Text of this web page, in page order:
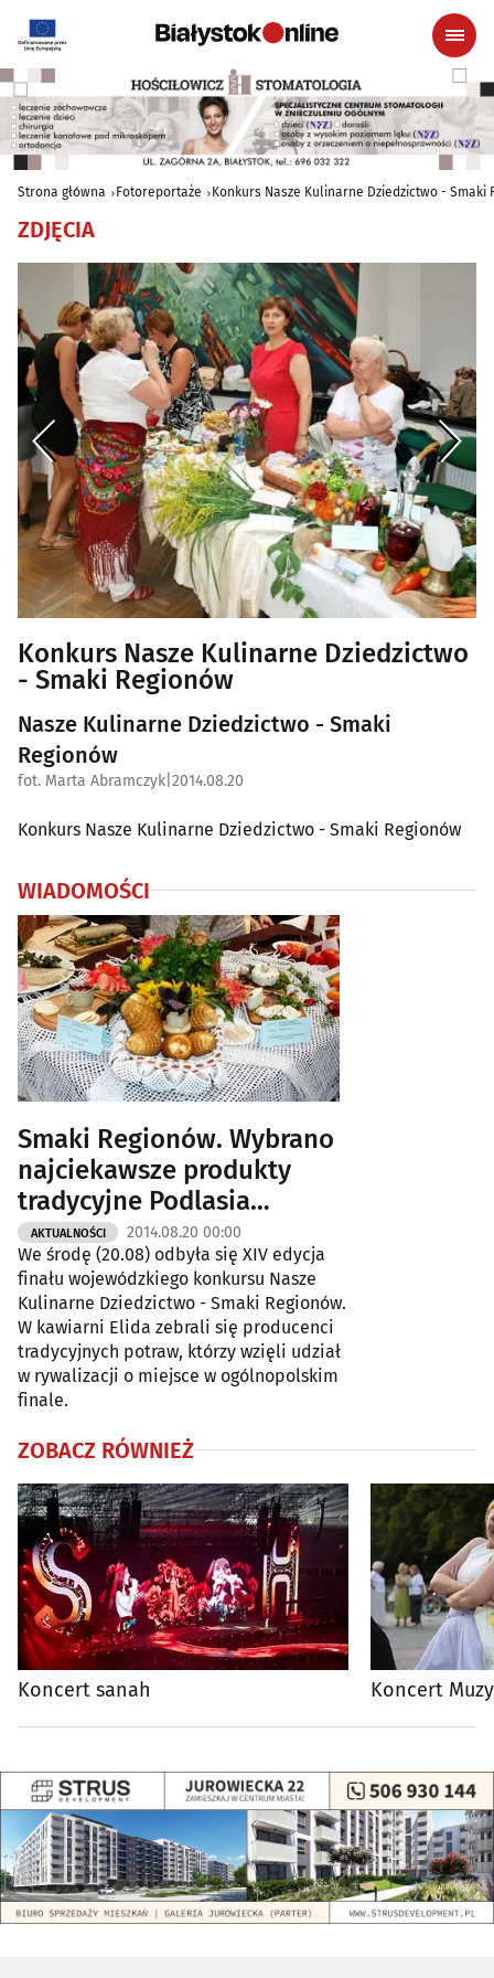
Strona główna Fotoreportaże Konkurs Nasze Kulinarne Dziedzictwo - Smaki
ZDJĘCIA
Konkurs Nasze Kulinarne Dziedzictwo
- Smaki Regionów
Nasze Kulinarne Dziedzictwo - Smaki
Regionów
fot. Marta Abramczyk 2014.08.20
Konkurs Nasze Kulinarne Dziedzictwo - Smaki Regionów
WIADOMOŚCI
Smaki Regionów. Wybrano
najciekawsze produkty
tradycyjne Podlasia
[ZDJĘCIA]
AKTUALNOŚCI 2014.08.20 00:00
We środę (20.08) odbyła się XIV edycja
finału wojewódzkiego konkursu Nasze
Kulinarne Dziedzictwo - Smaki Regionów.
W kawiarni Elida zebrali się producenci
tradycyjnych potraw, którzy wzięli udział
w rywalizacji o miejsce w ogólnopolskim
finale.
ZOBACZ RÓWNIEŻ
Koncert sanah Koncert